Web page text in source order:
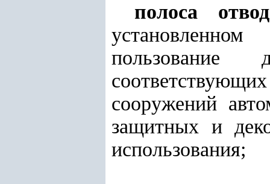
полоса
пользование
сооружений
защитных и
использования;